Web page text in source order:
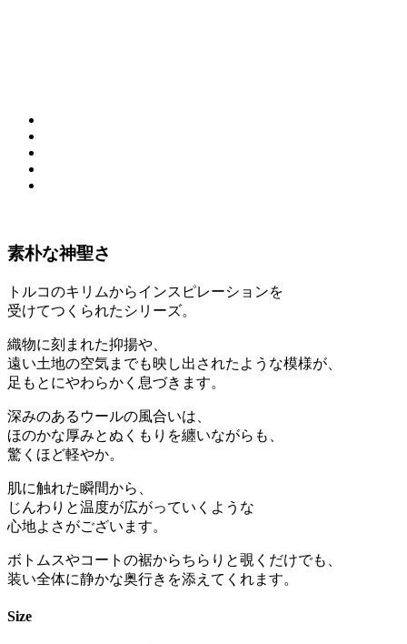
素朴な神聖さ
トルコのキリムからインスピレーションを
受けてつくられたシリーズ。
織物に刻まれた抑揚や、
遠い土地の空気までも映し出されたような模様が、
足もとにやわらかく息づきます。
深みのあるウールの風合いは、
ほのかな厚みとぬくもりを纏いながらも、
驚くほど軽やか。
肌に触れた瞬間から、
じんわりと温度が広がっていくような
心地よさがございます。
ボトムスやコートの裾からちらりと覗くだけでも、
装い全体に静かな奥行きを添えてくれます。
Size